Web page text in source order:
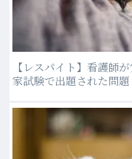
【レスパイト】看護師
家試験で出題された問題